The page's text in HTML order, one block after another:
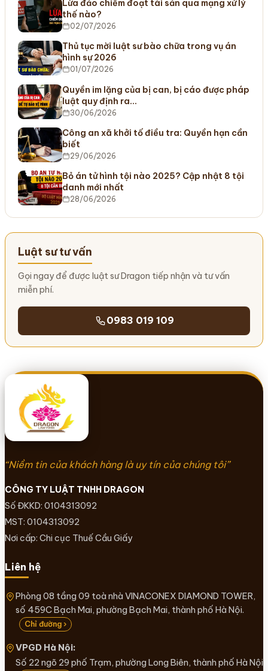
Lừa đảo chiếm đoạt tài sản qua mạng xử lý
thế nào?
02/07/2026
Thủ tục mời luật sư bào chữa trong vụ án
hình sự 2026
01/07/2026
Quyền im lặng của bị can, bị cáo được pháp
luật quy định ra…
30/06/2026
Công an xã khởi tố điều tra: Quyền hạn cần
biết
29/06/2026
Bỏ án tử hình tội nào 2025? Cập nhật 8 tội
danh mới nhất
28/06/2026
Luật sư tư vấn
Gọi ngay để được luật sư Dragon tiếp nhận và tư vấn
miễn phí.
0983 019 109
“Niềm tin của khách hàng là uy tín của chúng tôi”
CÔNG TY LUẬT TNHH DRAGON
Số ĐKKD: 0104313092
MST: 0104313092
Nơi cấp: Chi cục Thuế Cầu Giấy
Liên hệ
Phòng 08 tầng 09 toà nhà VINACONEX DIAMOND TOWER,
số 459C Bạch Mai, phường Bạch Mai, thành phố Hà Nội.
Chỉ đường ›
VPGD Hà Nội:
Số 22 ngõ 29 phố Trạm, phường Long Biên, thành phố Hà Nội